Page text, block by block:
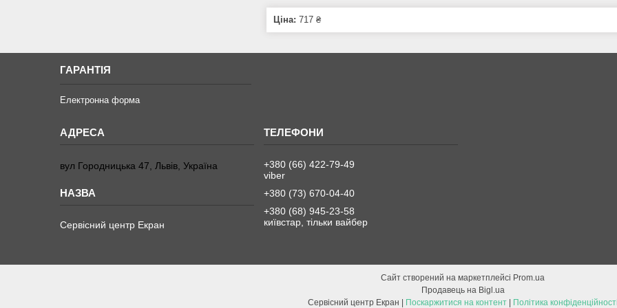
Ціна: 717 ₴
ГАРАНТІЯ
Електронна форма
вул Городницька 47, Львів, Україна
Сервісний центр Екран
+380 (66) 422-79-49
viber
+380 (73) 670-04-40
+380 (68) 945-23-58
київстар, тільки вайбер
Сайт створений на маркетплейсі Prom.ua
Продавець на Bigl.ua
Поскаржитися на контент Політика